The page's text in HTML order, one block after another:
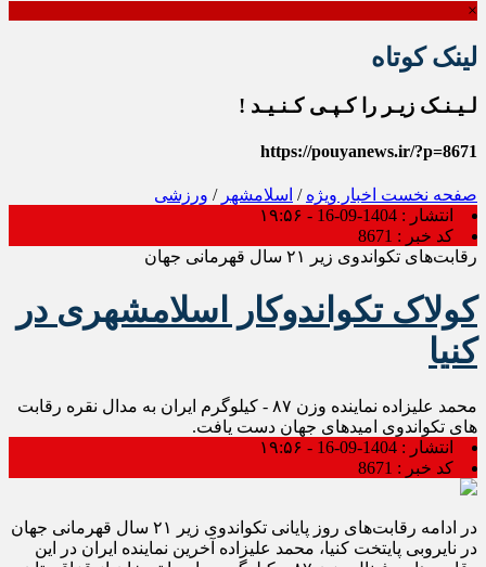
×
لینک کوتاه
لـیـنـک زیـر را کـپـی کـنـیـد !
https://pouyanews.ir/?p=8671
صفحه نخست اخبار ویژه / اسلامشهر / ورزشی
انتشار : 1404-09-16 - ۱۹:۵۶
کد خبر : 8671
رقابت‌های تکواندوی زیر ۲۱ سال قهرمانی جهان
کولاک تکواندوکار اسلامشهری در
کنیا
محمد علیزاده نماینده وزن ۸۷ - کیلوگرم ایران به مدال نقره رقابت
های تکواندوی امیدهای جهان دست یافت.
انتشار : 1404-09-16 - ۱۹:۵۶
کد خبر : 8671
در ادامه رقابت‌های روز پایانی تکواندوی زیر ۲۱ سال قهرمانی جهان
در نایروبی پایتخت کنیا، محمد علیزاده آخرین نماینده ایران در این